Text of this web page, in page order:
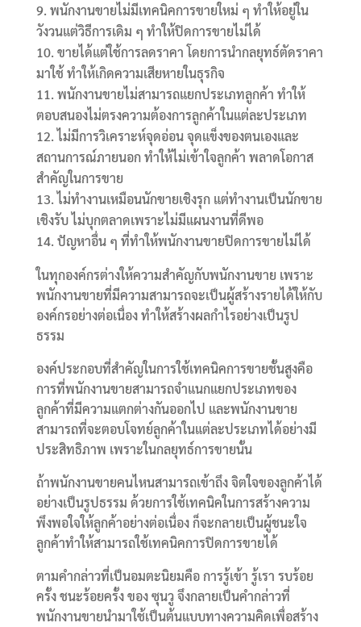
พนักงานขายไม่มีเทคนิคการขายใหม่ ๆ ทำให้อยู่ใน
วังวนแต่วิธีการเดิม ๆ ทำให้ปิดการขายไม่ได้
ขายได้แต่ใช้การลดราคา โดยการนำกลยุทธ์ตัดราคา
มาใช้ ทำให้เกิดความเสียหายในธุรกิจ
พนักงานขายไม่สามารถแยกประเภทลูกค้า ทำให้
ตอบสนองไม่ตรงความต้องการลูกค้าในแต่ละประเภท
ไม่มีการวิเคราะห์จุดอ่อน จุดแข็งของตนเองและ
สถานการณ์ภายนอก ทำให้ไม่เข้าใจลูกค้า พลาดโอกาส
สำคัญในการขาย
ไม่ทำงานเหมือนนักขายเชิงรุก แต่ทำงานเป็นนักขาย
เชิงรับ ไม่บุกตลาดเพราะไม่มีแผนงานที่ดีพอ
ปัญหาอื่น ๆ ที่ทำให้พนักงานขายปิดการขายไม่ได้
ในทุกองค์กรต่างให้ความสำคัญกับพนักงานขาย เพราะ
พนักงานขายที่มีความสามารถจะเป็นผู้สร้างรายได้ให้กับ
องค์กรอย่างต่อเนื่อง ทำให้สร้างผลกำไรอย่างเป็นรูป
ธรรม
องค์ประกอบที่สำคัญในการใช้เทคนิคการขายชั้นสูงคือ
การที่พนักงานขายสามารถจำแนกแยกประเภทของ
ลูกค้าที่มีความแตกต่างกันออกไป และพนักงานขาย
สามารถที่จะตอบโจทย์ลูกค้าในแต่ละประเภทได้อย่างมี
ประสิทธิภาพ เพราะในกลยุทธ์การขายนั้น
ถ้าพนักงานขายคนไหนสามารถเข้าถึง จิตใจของลูกค้าได้
อย่างเป็นรูปธรรม ด้วยการใช้เทคนิคในการสร้างความ
พึงพอใจให้ลูกค้าอย่างต่อเนื่อง ก็จะกลายเป็นผู้ชนะใจ
ลูกค้าทำให้สามารถใช้เทคนิคการปิดการขายได้
ตามคำกล่าวที่เป็นอมตะนิยมคือ การรู้เข้า รู้เรา รบร้อย
ครั้ง ชนะร้อยครั้ง ของ ซุนวู จึงกลายเป็นคำกล่าวที่
พนักงานขายนำมาใช้เป็นต้นแบบทางความคิดเพื่อสร้าง